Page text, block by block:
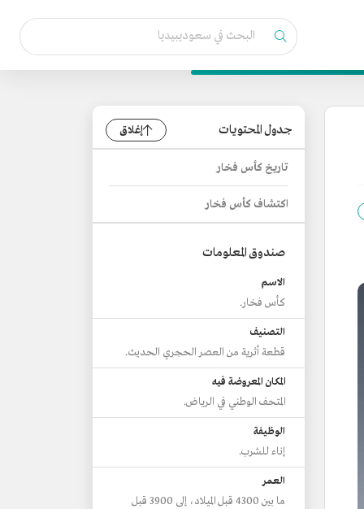
جدول المحتويات إغلاق
تاريخ كأس فخار
اكتشاف كأس فخار
صندوق المعلومات
الاسم
كأس فخار.
التصنيف
قطعة أثرية من العصر الحجري الحديث.
المكان المعروضة فيه
المتحف الوطني في الرياض.
الوظيفة
إناء للشرب.
العمر
ما بين 4300 قبل الميلاد، إلى 3900 قبل